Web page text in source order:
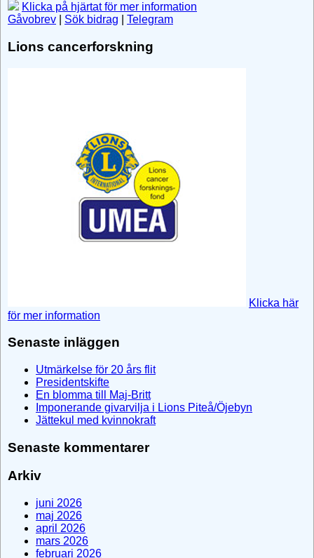
Klicka på hjärtat för mer information
Gåvobrev
Sök bidrag Telegram
Lions cancerforskning
Klicka här
för mer information
Senaste inläggen
Utmärkelse för 20 års flit
Presidentskifte
En blomma till Maj-Britt
Imponerande givarvilja i Lions Piteå/Öjebyn
Jättekul med kvinnokraft
Senaste kommentarer
Arkiv
juni 2026
maj 2026
april 2026
mars 2026
februari 2026